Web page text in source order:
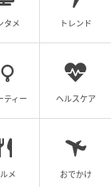
という義母。
ていたのでし
かずお。さち
反応を見せる
タメ トレンド
ティー ヘルスケア
メ おでかけ